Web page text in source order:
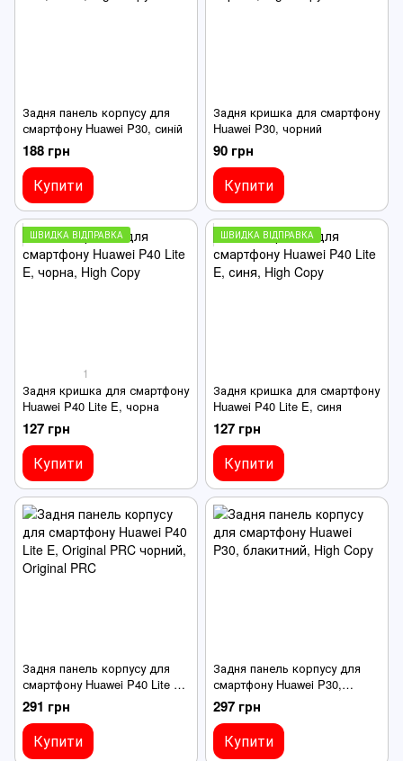
Задня панель корпусу для
смартфону Huawei P30, синій
188 грн
Купити
Задня кришка для смартфону
Huawei P30, чорний
90 грн
Купити
ШВИДКА ВІДПРАВКА
1
Задня кришка для смартфону
Huawei P40 Lite E, чорна
127 грн
Купити
ШВИДКА ВІДПРАВКА
Задня кришка для смартфону
Huawei P40 Lite E, синя
127 грн
Купити
Задня панель корпусу для
смартфону Huawei P40 Lite E,
Original PRC чорний
291 грн
Купити
Задня панель корпусу для
смартфону Huawei P30,
блакитний
297 грн
Купити